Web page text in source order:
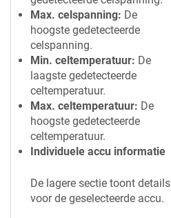
Max. celspanning: De
hoogste gedetecteerde
celspanning.
Min. celtemperatuur: De
laagste gedetecteerde
celtemperatuur.
Max. celtemperatuur: De
hoogste gedetecteerde
celtemperatuur.
Individuele accu informatie
De lagere sectie toont details
voor de geselecteerde accu.